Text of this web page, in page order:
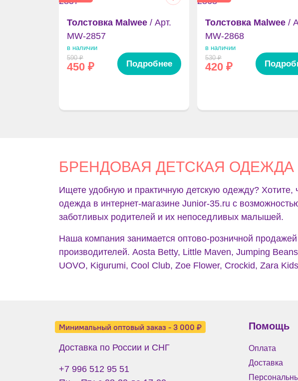
Толстовка Malwee / Арт.
MW-2857
в наличии
590₽
450 ₽ Подробнее
Толстовка Malwee /
MW-2868
в наличии
530₽
420 ₽
БРЕНДОВАЯ ДЕТСКАЯ
Ищете удобную и практичную детскую одежду?
одежда в интернет-магазине Junior-35.ru с
заботливых родителей и их непоседливых малышей.
Наша компания занимается оптово-розничной
производителей. Aosta Betty, Little Maven, Jumping
UOVO, Kigurumi, Cool Club, Zoe Flower, Crockid, Zara
Минимальный оптовый заказ - 3 000 ₽
Доставка по России и СНГ
+7 996 512 95 51
Помощь
Оплата
Доставка